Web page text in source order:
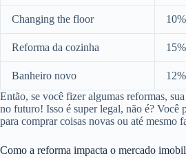
Changing the floor 10%
Reforma da cozinha 15%
Banheiro novo
12%
Então, se você fizer algumas reformas,
no futuro! Isso é super legal, não é? Você
para comprar coisas novas ou até mesmo
Como a reforma impacta o mercado